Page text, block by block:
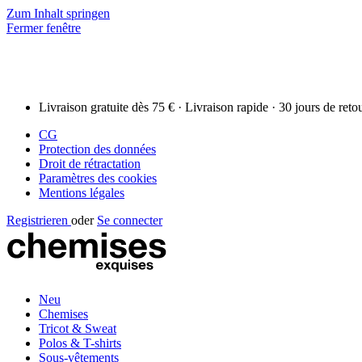
Zum Inhalt springen
Fermer fenêtre
Livraison gratuite dès 75 € · Livraison rapide · 30 jours de
CG
Protection des données
Droit de rétractation
Paramètres des cookies
Mentions légales
Registrieren oder Se connecter
Neu
Chemises
Tricot & Sweat
Polos & T-shirts
Sous-vêtements